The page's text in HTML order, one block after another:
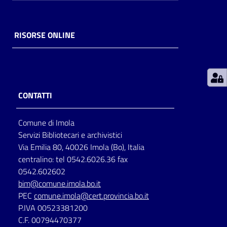
storico
per
lettura
Seguici
su
RISORSE ONLINE
CONTATTI
Comune di Imola
Servizi Bibliotecari e archivistici
Via Emilia 80, 40026 Imola (Bo), Italia
centralino: tel 0542.6026.36 fax
0542.602602
bim@comune.imola.bo.it
PEC comune.imola@cert.provincia.bo.it
P.IVA 00523381200
C.F. 00794470377